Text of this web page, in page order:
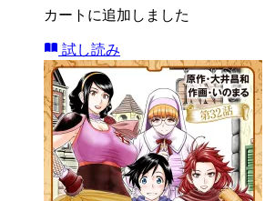
カートに追加しました
試し読み